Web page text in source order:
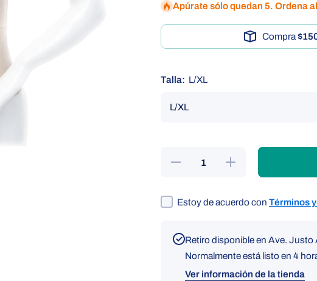
Apúrate sólo quedan 5. Ordena
Compra
Talla: L/XL
Reducir
cantidad
Aumentar
para FAJA
Estoy de acuerdo con Términos
Retiro disponible en Ave. Justo
Normalmente está listo en 4
Ver información de la tienda